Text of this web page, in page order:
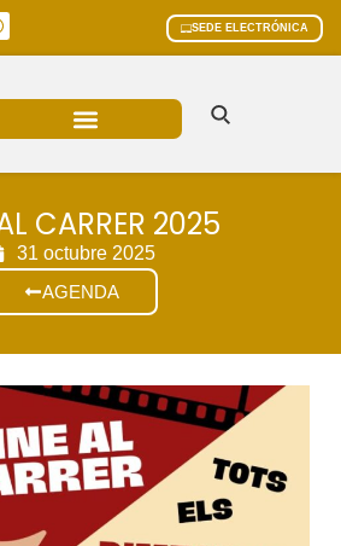
SEDE ELECTRÓNICA
CARRER 2025
31 octubre 2025
AGENDA